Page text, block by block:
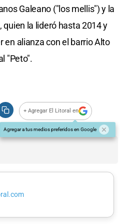
Galeano ("los mellis") y la
quien la lideró hasta 2014 y
en alianza con el barrio Alto
"Peto".
+ Agregar El Litoral en
Agregar a tus medios preferidos en Google